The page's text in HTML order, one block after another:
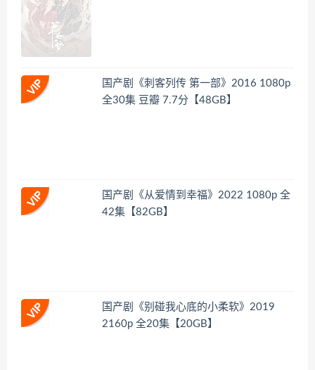
国产剧《刺客列传 第一部》2016 1080p
全30集 豆瓣 7.7分【48GB】
国产剧《从爱情到幸福》2022 1080p 全
42集【82GB】
国产剧《别碰我心底的小柔软》2019
2160p 全20集【20GB】